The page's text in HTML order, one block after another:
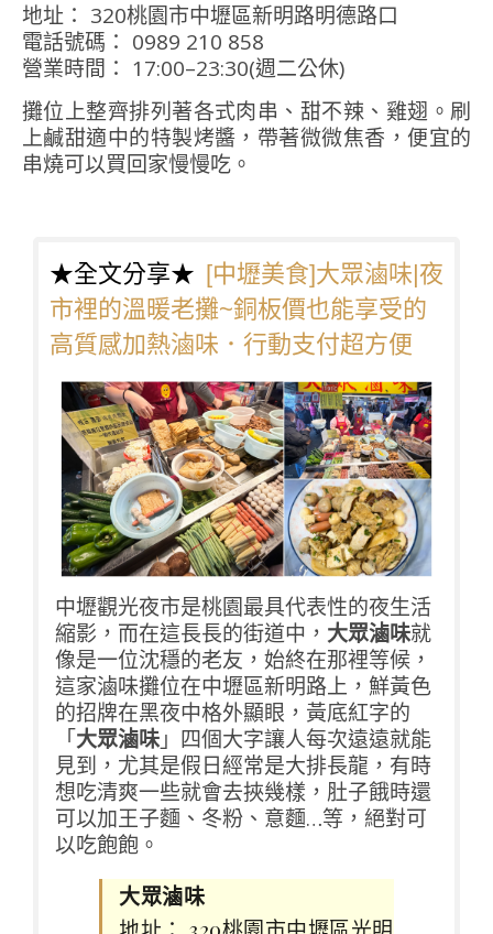
地址： 320桃園市中壢區新明路明德路口
電話號碼： 0989 210 858
營業時間： 17:00–23:30(週二公休)
攤位上整齊排列著各式肉串、甜不辣、雞翅。刷
上鹹甜適中的特製烤醬，帶著微微焦香，便宜的
串燒可以買回家慢慢吃。
★全文分享★ [中壢美食]大眾滷味|夜
市裡的溫暖老攤~銅板價也能享受的
高質感加熱滷味．行動支付超方便
中壢觀光夜市是桃園最具代表性的夜生活
縮影，而在這長長的街道中， 大眾滷味就
像是一位沈穩的老友，始終在那裡等候 ，
這家滷味攤位在中壢區新明路上，鮮黃色
的招牌在黑夜中格外顯眼，黃底紅字的
「大眾滷味」四個大字讓人每次遠遠就能
見到，尤其是假日經常是大排長龍，有時
想吃清爽一些就會去挾幾樣，肚子餓時還
可以加王子麵、冬粉、意麵…等，絕對可
以吃飽飽。
大眾滷味
地址： 320桃園市中壢區光明